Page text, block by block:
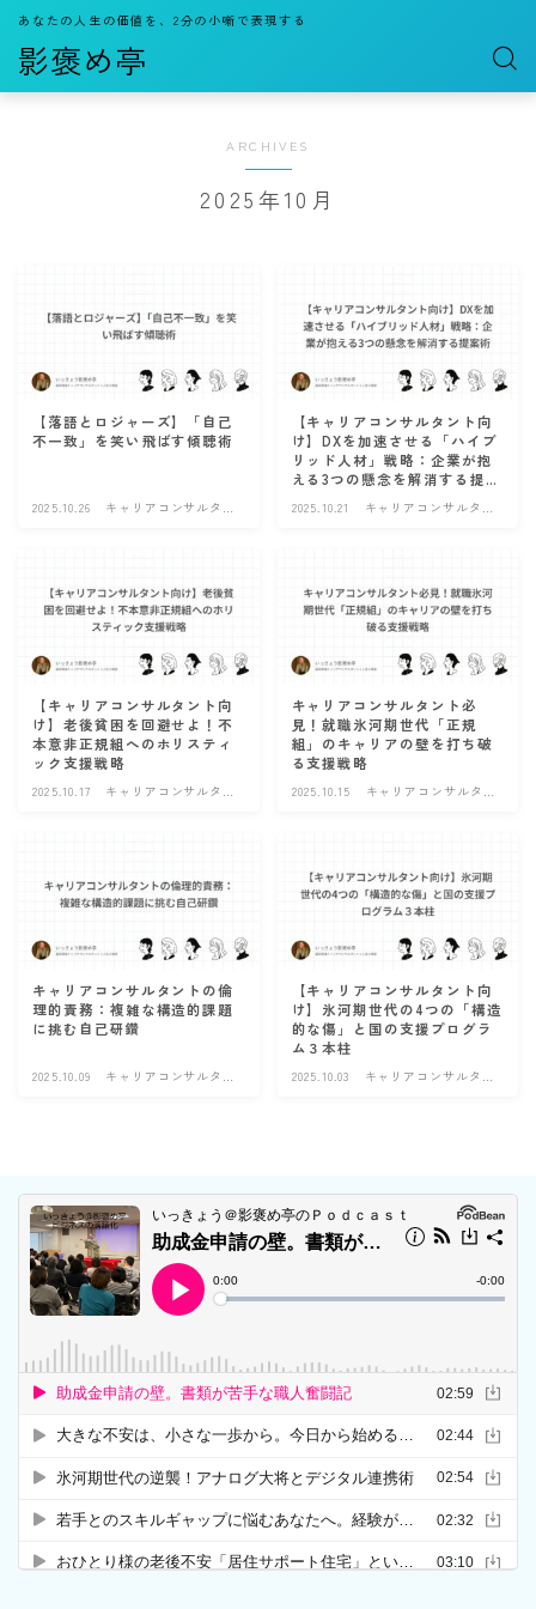
影褒め亭
あなたの人生の価値を、2分の小噺で表現する
ARCHIVES
2025年10月
【落語とロジャーズ】「自己
不一致」を笑い飛ばす傾聴術
2025.10.26
キャリアコンサルタン
【キャリアコンサルタント向
け】DXを加速させる「ハイブ
リッド人材」戦略：企業が抱
える3つの懸念を解消する提案
2025.10.21
キャリアコンサルタン
【キャリアコンサルタント向
け】老後貧困を回避せよ！不
本意非正規組へのホリスティ
ック支援戦略
2025.10.17
キャリアコンサルタン
キャリアコンサルタント必
見！就職氷河期世代「正規
組」のキャリアの壁を打ち破
る支援戦略
2025.10.15
キャリアコンサルタン
キャリアコンサルタントの倫
理的責務：複雑な構造的課題
に挑む自己研鑽
2025.10.09
キャリアコンサルタン
【キャリアコンサルタント向
け】氷河期世代の4つの「構造
的な傷」と国の支援プログラ
ム３本柱
2025.10.03
キャリアコンサルタン